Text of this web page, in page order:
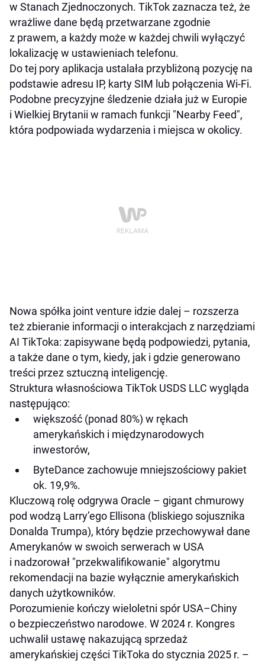
w Stanach Zjednoczonych. TikTok zaznacza też, że
wrażliwe dane będą przetwarzane zgodnie
z prawem, a każdy może w każdej chwili wyłączyć
lokalizację w ustawieniach telefonu.
Do tej pory aplikacja ustalała przybliżoną pozycję na
podstawie adresu IP, karty SIM lub połączenia Wi-Fi.
Podobne precyzyjne śledzenie działa już w Europie
i Wielkiej Brytanii w ramach funkcji "Nearby Feed",
która podpowiada wydarzenia i miejsca w okolicy.
Nowa spółka joint venture idzie dalej – rozszerza
też zbieranie informacji o interakcjach z narzędziami
AI TikToka: zapisywane będą podpowiedzi, pytania,
a także dane o tym, kiedy, jak i gdzie generowano
treści przez sztuczną inteligencję.
Struktura własnościowa TikTok USDS LLC wygląda
następująco:
większość (ponad 80%) w rękach
amerykańskich i międzynarodowych
inwestorów,
ByteDance zachowuje mniejszościowy pakiet
ok. 19,9%.
Kluczową rolę odgrywa Oracle – gigant chmurowy
pod wodzą Larry’ego Ellisona (bliskiego sojusznika
Donalda Trumpa), który będzie przechowywał dane
Amerykanów w swoich serwerach w USA
i nadzorował "przekwalifikowanie" algorytmu
rekomendacji na bazie wyłącznie amerykańskich
danych użytkowników.
Porozumienie kończy wieloletni spór USA–Chiny
o bezpieczeństwo narodowe. W 2024 r. Kongres
uchwalił ustawę nakazującą sprzedaż
amerykańskiej części TikToka do stycznia 2025 r. –